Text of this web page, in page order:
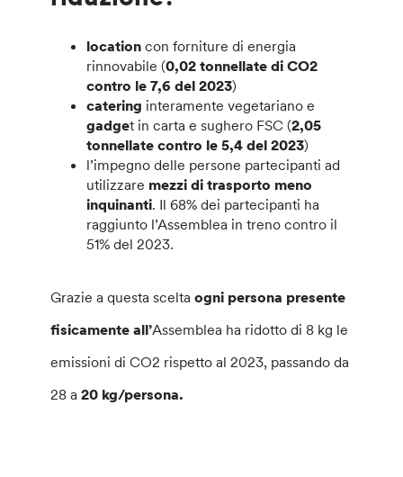
location con forniture di energia
rinnovabile (0,02 tonnellate di CO2
contro le 7,6 del 2023)
catering interamente vegetariano e
gadget in carta e sughero FSC (2,05
tonnellate contro le 5,4 del 2023)
l’impegno delle persone partecipanti ad
utilizzare mezzi di trasporto meno
inquinanti. Il 68% dei partecipanti ha
raggiunto l’Assemblea in treno contro il
51% del 2023.
Grazie a questa sceltaogni persona presente
fisicamente all’Assemblea ha ridotto di 8 kg le
emissioni di CO2 rispetto al 2023, passando da
28 a20 kg/persona.